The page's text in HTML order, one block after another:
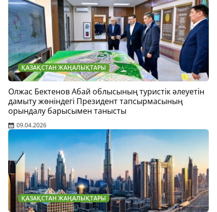
ҚАЗАҚСТАН ЖАҢАЛЫҚТАРЫ
Олжас Бектенов Абай облысының туристік әлеуетін
дамыту жөніндегі Президент тапсырмасының
орындалу барысымен танысты
09.04.2026
ҚАЗАҚСТАН ЖАҢАЛЫҚТАРЫ